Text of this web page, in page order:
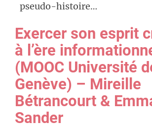
pseudo-histoire…
Exercer son esprit
à l’ère
(MOOC Université
Genève) – Mireille
Bétrancourt &
Sander